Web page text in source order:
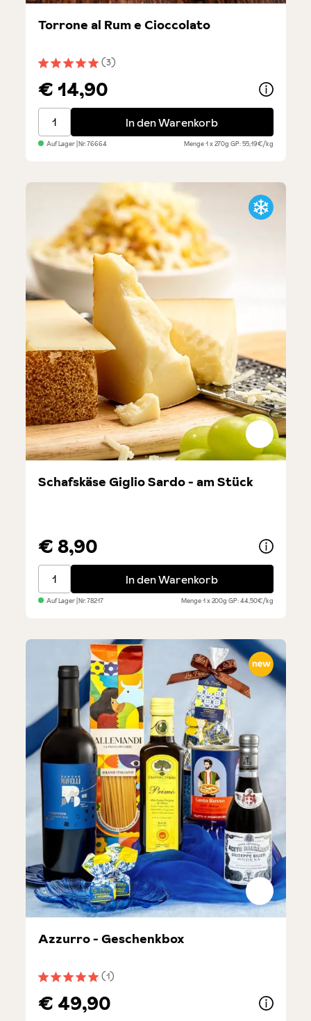
Durchschnittliche Bewertung von 5 von 5 Sternen
(3)
Torrone al Rum e Cioccolato
€ 14,90
Torrone al Rum e Cioccolato
In den Warenkorb
Auf Lager| Nr.76664 Menge1 x 270gGP: 55,19€/kg
Schafskäse Giglio Sardo - am Stück
€ 8,90
Schafskäse Giglio Sardo - am Stück
In den Warenkorb
Auf Lager| Nr.78217 Menge1 x 200gGP: 44,50€/kg
Durchschnittliche Bewertung von 5 von 5 Sternen
(1)
Azzurro - Geschenkbox
€ 49,90